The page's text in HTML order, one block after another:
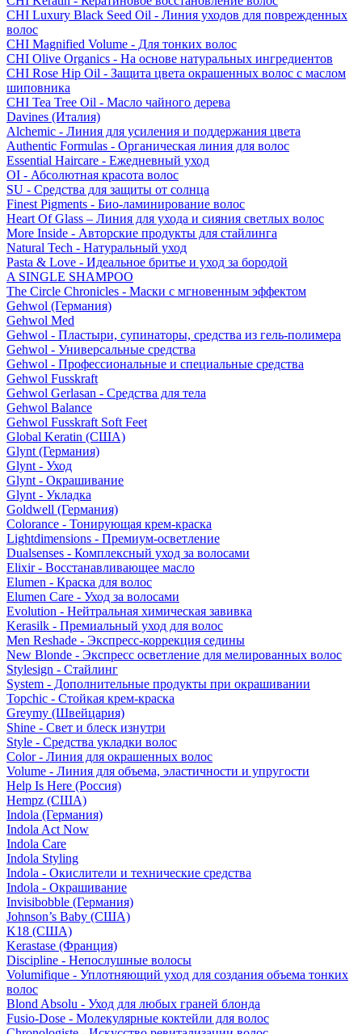
CHI Luxury Black Seed Oil - Линия уходов для поврежденных
волос
CHI Magnified Volume - Для тонких волос
CHI Olive Organics - На основе натуральных ингредиентов
CHI Rose Hip Oil - Защита цвета окрашенных волос с маслом
шиповника
CHI Tea Tree Oil - Масло чайного дерева
Davines (Италия)
Alchemic - Линия для усиления и поддержания цвета
Authentic Formulas - Органическая линия для волос
Essential Haircare - Eжедневный уход
OI - Абсолютная красота волос
SU - Средства для защиты от солнца
Finest Pigments - Био-ламинирование волос
Heart Of Glass – Линия для ухода и сияния светлых волос
More Inside - Авторские продукты для стайлинга
Natural Tech - Натуральный уход
Pasta & Love - Идеальное бритье и уход за бородой
A SINGLE SHAMPOO
The Circle Chronicles - Маски с мгновенным эффектом
Gehwol (Германия)
Gehwol Med
Gehwol - Пластыри, супинаторы, средства из гель-полимера
Gehwol - Универсальные средства
Gehwol - Профессиональные и специальные средства
Gehwol Fusskraft
Gehwol Gerlasan - Средства для тела
Gehwol Balance
Gehwol Fusskraft Soft Feet
Global Keratin (США)
Glynt (Германия)
Glynt - Уход
Glynt - Окрашивание
Glynt - Укладка
Goldwell (Германия)
Colorance - Тонирующая крем-краска
Lightdimensions - Премиум-осветление
Dualsenses - Комплексный уход за волосами
Elixir - Восстанавливающее масло
Elumen - Краска для волос
Elumen Care - Уход за волосами
Evolution - Нейтральная химическая завивка
Kerasilk - Премиальный уход для волос
Men Reshade - Экспресс-коррекция седины
New Blonde - Экспресс осветление для мелированных волос
Stylesign - Стайлинг
System - Дополнительные продукты при окрашивании
Topchic - Стойкая крем-краска
Greymy (Швейцария)
Shine - Свет и блеск изнутри
Style - Средства укладки волос
Color - Линия для окрашенных волос
Volume - Линия для объема, эластичности и упругости
Help Is Here (Россия)
Hempz (США)
Indola (Германия)
Indola Act Now
Indola Care
Indola Styling
Indola - Окислители и технические средства
Indola - Окрашивание
Invisibobble (Германия)
Johnson’s Baby (США)
K18 (США)
Kerastase (Франция)
Discipline - Непослушные волосы
Volumifique - Уплотняющий уход для создания объема тонких
волос
Blond Absolu - Уход для любых граней блонда
Fusio-Dose - Молекулярные коктейли для волос